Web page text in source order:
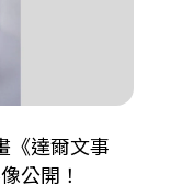
《達爾文事
公開！